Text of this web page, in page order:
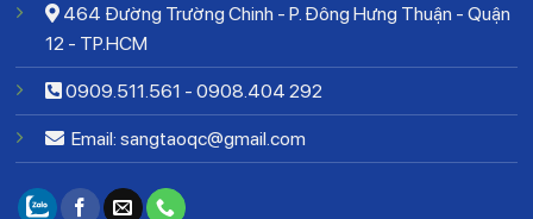
464 Đường Trường Chinh - P. Đông Hưng Thuận - Quận
12 - TP.HCM
0909.511.561 - 0908.404 292
Email: sangtaoqc@gmail.com